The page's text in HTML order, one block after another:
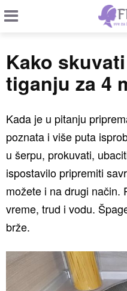
Kako
tiganju za 4
Kada je u pitanju
poznata i više puta
u šerpu, prokuvati,
ispostavilo pripremiti
možete i na drugi način.
vreme, trud i vodu.
brže.